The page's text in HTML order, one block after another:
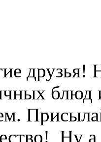
друзья!
блюд
Ну а